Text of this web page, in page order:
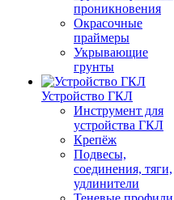
проникновения
Окрасочные
праймеры
Укрывающие
грунты
Устройство ГКЛ
Инструмент для
устройства ГКЛ
Крепёж
Подвесы,
соединения, тяги,
удлинители